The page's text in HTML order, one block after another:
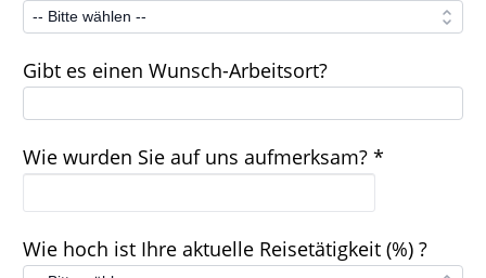
Gibt es einen Wunsch-Arbeitsort?
Wie wurden Sie auf uns aufmerksam? *
Wie hoch ist Ihre aktuelle Reisetätigkeit (%) ?